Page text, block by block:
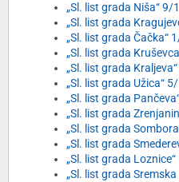
„Sl. list grada Niša“ 9/
„Sl. list grada
„Sl. list grada Čačka“
„Sl. list grada
„Sl. list grada
„Sl. list grada Užica“
„Sl. list grada
„Sl. list grada
„Sl. list grada
„Sl. list grada
„Sl. list grada
„Sl. list grada